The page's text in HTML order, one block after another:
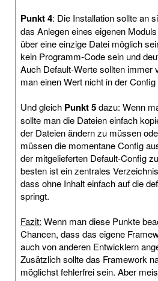
Punkt 4: Die Installation sollte an
das Anlegen eines eigenen
über eine einzige Datei möglich
kein Programm-Code sein und
Auch Default-Werte sollten immer
man einen Wert nicht in der
Und gleich Punkt 5dazu: Wenn
sollte man die Dateien einfach
der Dateien ändern zu müssen
müssen die momentane Config
der mitgelieferten Default-Config
besten ist ein zentrales
dass ohne Inhalt einfach auf die
springt.
Fazit: Wenn man diese Punkte
Chancen, dass das eigene
auch von anderen Entwicklern
Zusätzlich sollte das Framework
möglichst fehlerfrei sein. Aber